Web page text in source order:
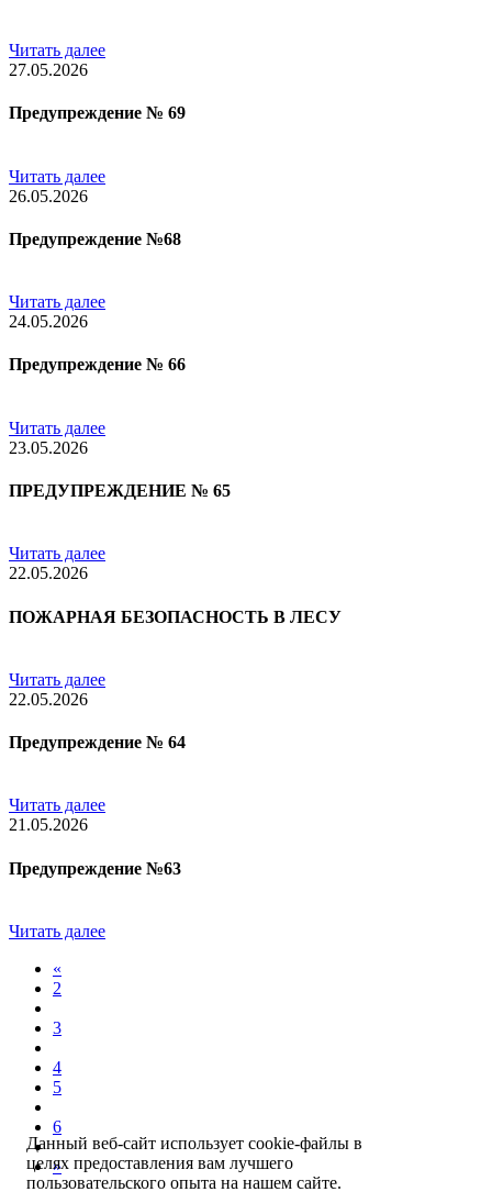
Читать далее
27.05.2026
Предупреждение № 69
Читать далее
26.05.2026
Предупреждение №68
Читать далее
24.05.2026
Предупреждение № 66
Читать далее
23.05.2026
ПРЕДУПРЕЖДЕНИЕ № 65
Читать далее
22.05.2026
ПОЖАРНАЯ БЕЗОПАСНОСТЬ В ЛЕСУ
Читать далее
22.05.2026
Предупреждение № 64
Читать далее
21.05.2026
Предупреждение №63
Читать далее
«
2
3
4
5
6
»
Данный веб-сайт использует cookie-файлы в
целях предоставления вам лучшего
пользовательского опыта на нашем сайте.